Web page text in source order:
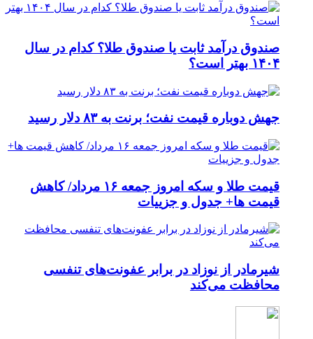
صندوق درآمد ثابت یا صندوق طلا؟ کدام در سال
۱۴۰۴ بهتر است؟
جهش دوباره قیمت نفت؛ برنت به ۸۳ دلار رسید
قیمت طلا و سکه امروز جمعه ۱۶ مرداد/ کاهش
قیمت ها+ جدول و جزییات
شیرمادر از نوزاد در برابر عفونت‌های تنفسی
محافظت می‌کند